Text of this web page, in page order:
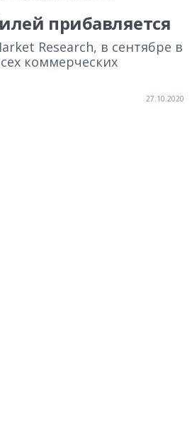
прибавляется
Research, в сентябре в
коммерческих
27.10.2020